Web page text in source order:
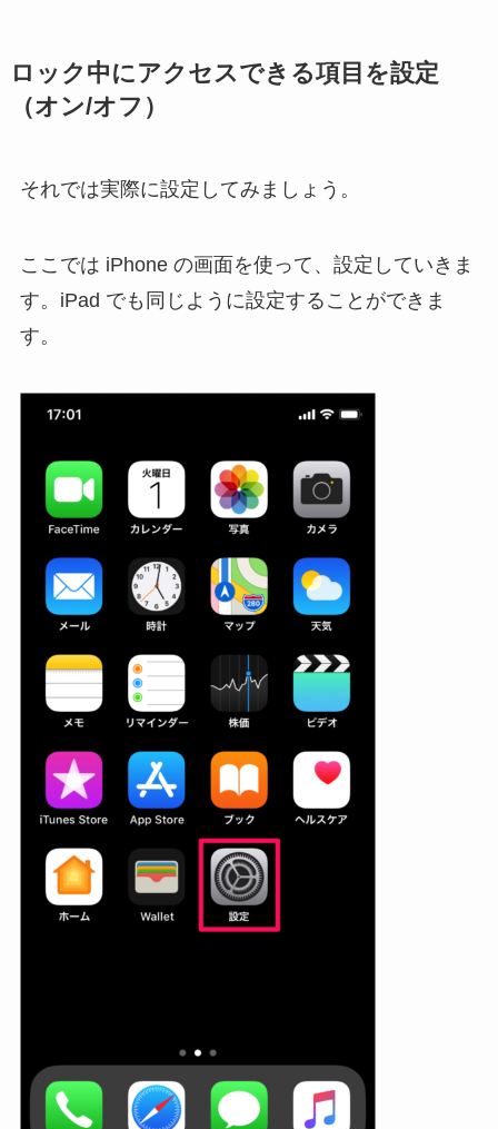
ロック中にアクセスできる項目を設定
（オン/オフ）
それでは実際に設定してみましょう。
ここでは iPhone の画面を使って、設定していきま
す。iPad でも同じように設定することができま
す。